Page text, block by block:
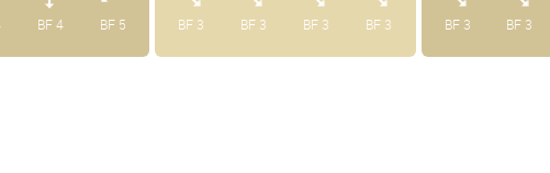
BF 4 BF 5 BF 3 BF 3 BF 3 BF 3 BF 3 BF 3